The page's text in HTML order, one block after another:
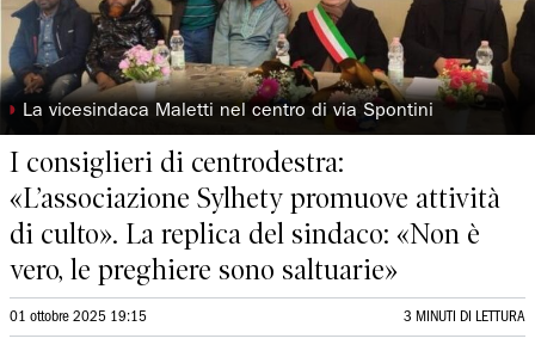
◗ La vicesindaca Maletti nel centro di via Spontini
I consiglieri di centrodestra:
«L’associazione Sylhety promuove attività
di culto». La replica del sindaco: «Non è
vero, le preghiere sono saltuarie»
01 ottobre 2025 19:15 3 MINUTI DI LETTURA